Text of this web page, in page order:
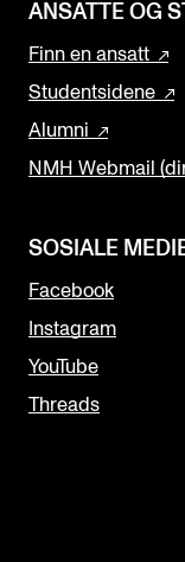
ANSATTE OG
Finn en ansatt
Studentsidene
Alumni
NMH Webmail
SOSIALE
Facebook
Instagram
YouTube
Threads